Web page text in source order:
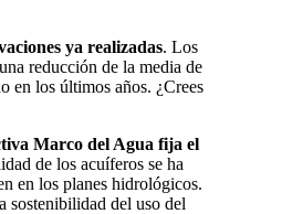
ya realizadas. Los
reducción de la media de
en los últimos años. ¿Crees
Marco del Agua fija el
de los acuíferos se ha
en los planes hidrológicos.
sostenibilidad del uso del